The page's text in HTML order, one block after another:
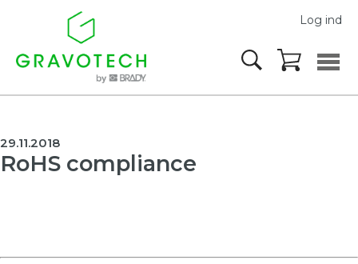
Log ind
29.11.2018
RoHS compliance